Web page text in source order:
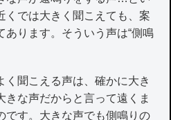
くでは大きく聞こえても、案
あります。そういう声は“側鳴
聞こえる声は、確かに大き
きな声だからと言って遠くま
です。大きな声でも側鳴りの